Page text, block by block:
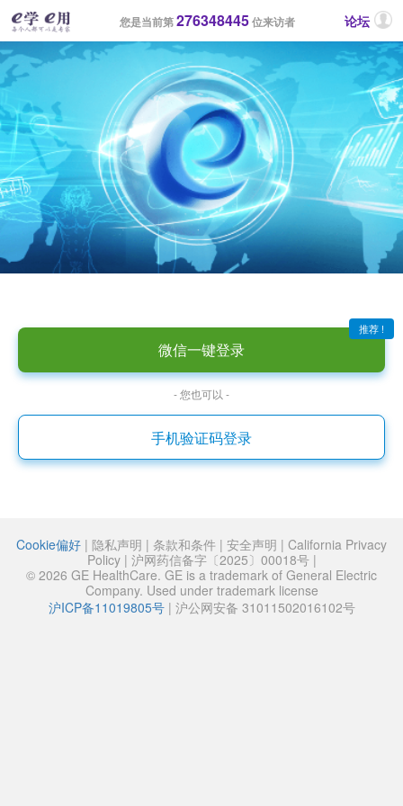
您是当前第276348445位来访者 论坛
推荐 !
微信一键登录
- 您也可以 -
手机验证码登录
Cookie偏好 | 隐私声明 | 条款和条件 | 安全声明 | California Privacy
Policy| 沪网药信备字〔2025〕00018号|
© 2026 GE HealthCare. GE is a trademark of General Electric
Company. Used under trademark license
沪ICP备11019805号| 沪公网安备 31011502016102号